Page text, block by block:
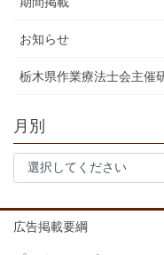
お知らせ
栃木県作業療法士会主催
月別
広告掲載要綱